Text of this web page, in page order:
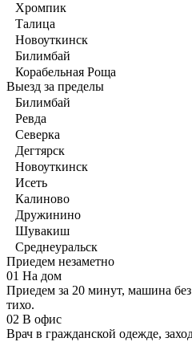
Хромпик
Талица
Новоуткинск
Билимбай
Корабельная Роща
Выезд за пределы
Билимбай
Ревда
Северка
Дегтярск
Новоуткинск
Исеть
Калиново
Дружинино
Шувакиш
Среднеуральск
Приедем незаметно
01 На дом
Приедем за 20 минут, машина
тихо.
02 В офис
Врач в гражданской одежде,